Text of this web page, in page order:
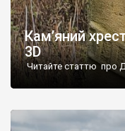
Кам’яний
3D
Читайте статтю про